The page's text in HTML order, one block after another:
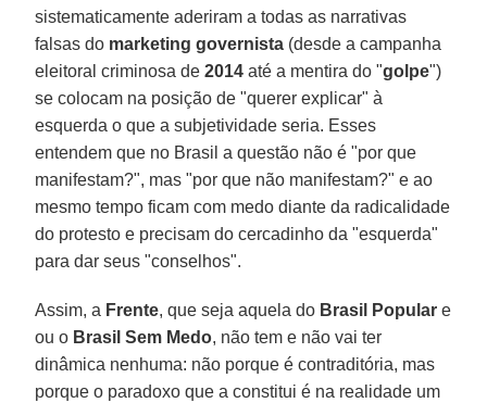
sistematicamente aderiram a todas as narrativas
falsas do marketing governista (desde a campanha
eleitoral criminosa de2014 até a mentira do "golpe")
se colocam na posição de "querer explicar" à
esquerda o que a subjetividade seria. Esses
entendem que no Brasil a questão não é "por que
manifestam?", mas "por que não manifestam?" e ao
mesmo tempo ficam com medo diante da radicalidade
do protesto e precisam do cercadinho da "esquerda"
para dar seus "conselhos".
Assim, a Frente, que seja aquela do Brasil Popular e
ou o Brasil Sem Medo, não tem e não vai ter
dinâmica nenhuma: não porque é contraditória, mas
porque o paradoxo que a constitui é na realidade um